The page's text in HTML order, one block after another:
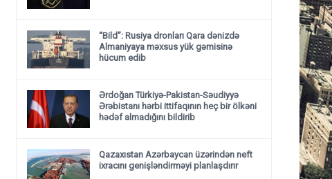
“Bild”: Rusiya dronları Qara dənizdə
Almaniyaya məxsus yük gəmisinə
hücum edib
Ərdoğan Türkiyə-Pakistan-Səudiyyə
Ərəbistanı hərbi ittifaqının heç bir ölkəni
hədəf almadığını bildirib
Qazaxıstan Azərbaycan üzərindən neft
ixracını genişləndirməyi planlaşdırır